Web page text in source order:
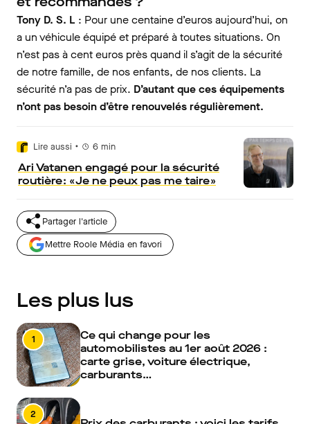
Tony D. S. L : Pour une centaine d’euros aujourd’hui, on
a un véhicule équipé et préparé à toutes situations. On
n’est pas à cent euros près quand il s’agit de la sécurité
de notre famille, de nos enfants, de nos clients. La
sécurité n’a pas de prix. D’autant que ces équipements
n’ont pas besoin d’être renouvelés régulièrement.
Lire aussi • 6 min
Ari Vatanen engagé pour la sécurité
routière : « Je ne peux pas me taire »
Partager l'article
Mettre Roole Média en favori
Les plus lus
1
Ce qui change pour les
automobilistes au 1er août 2026 :
carte grise, voiture électrique,
carburants…
2